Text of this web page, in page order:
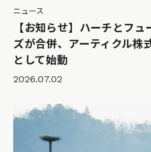
ニュース
【お知らせ】ハーチとフ
ズが合併、アーティクル株
として始動
2026.07.02